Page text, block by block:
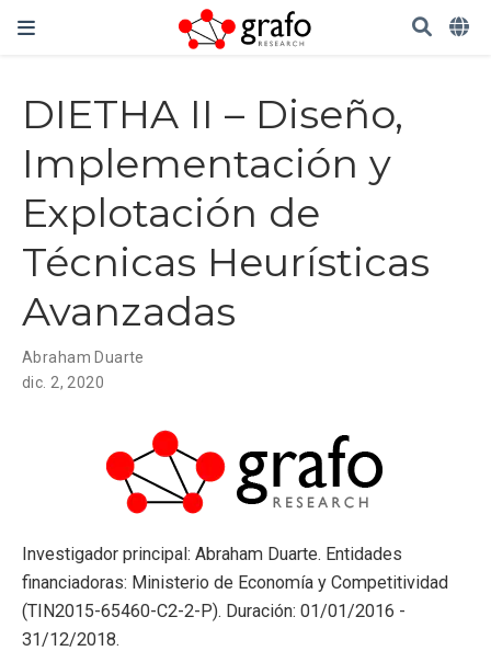
DIETHA II – Diseño,
Implementación y
Explotación de
Técnicas Heurísticas
Avanzadas
Abraham Duarte
dic. 2, 2020
Investigador principal: Abraham Duarte. Entidades
financiadoras: Ministerio de Economía y Competitividad
(TIN2015-65460-C2-2-P). Duración: 01/01/2016 -
31/12/2018.